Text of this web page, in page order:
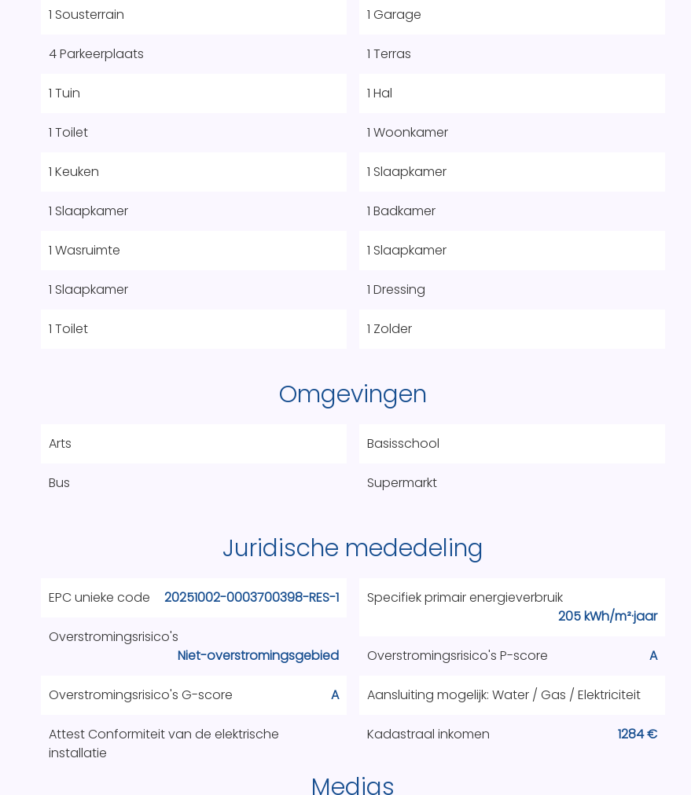
1 Sousterrain 1 Garage
4 Parkeerplaats 1 Terras
1 Tuin 1 Hal
1 Toilet 1 Woonkamer
1 Keuken 1 Slaapkamer
1 Slaapkamer 1 Badkamer
1 Wasruimte 1 Slaapkamer
1 Slaapkamer 1 Dressing
1 Toilet 1 Zolder
Omgevingen
Arts Basisschool
Bus Supermarkt
Juridische mededeling
EPC unieke code 20251002-0003700398-RES-1
Specifiek primair energieverbruik
205 kWh/m²·jaar
Overstromingsrisico's
Niet-overstromingsgebied
Overstromingsrisico's P-score A
Overstromingsrisico's G-score A Aansluiting mogelijk: Water / Gas / Elektriciteit
Attest Conformiteit van de elektrische
installatie
Kadastraal inkomen 1284 €
Medias